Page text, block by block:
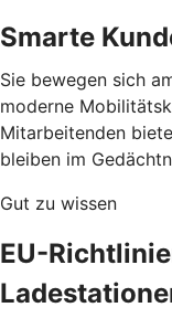
Smarte
Sie bewegen sich
moderne
Mitarbeitenden
bleiben im
Gut zu wissen
EU-